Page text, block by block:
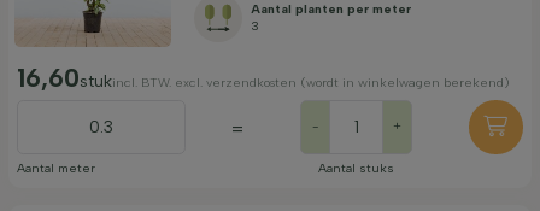
Aantal planten per meter
3
16,60stukincl. BTW. excl. verzendkosten (wordt in winkelwagen berekend)
Aantal meter
= - +
Aantal stuks